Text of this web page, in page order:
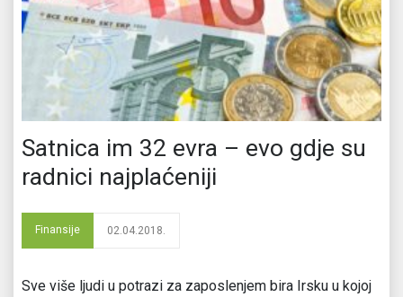
Satnica im 32 evra – evo gdje su
radnici najplaćeniji
Finansije 02.04.2018.
Sve više ljudi u potrazi za zaposlenjem bira Irsku u kojoj